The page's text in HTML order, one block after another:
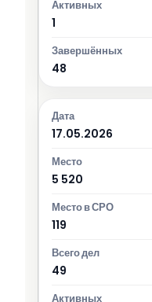
1
48
17.05.2026
5 520
119
49